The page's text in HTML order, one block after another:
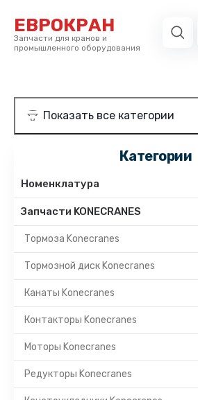
ЕВРОКРАН
Запчасти для кранов и
промышленного оборудования
Категории
Номенклатура
Запчасти KONECRANES
Тормоза Konecranes
Тормозной диск Konecranes
Канаты Konecranes
Контакторы Konecranes
Моторы Konecranes
Редукторы Konecranes